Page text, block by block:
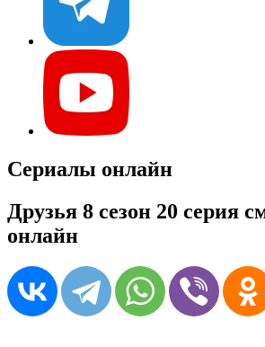
Сериалы онлайн
Друзья 8 сезон 20 серия
онлайн